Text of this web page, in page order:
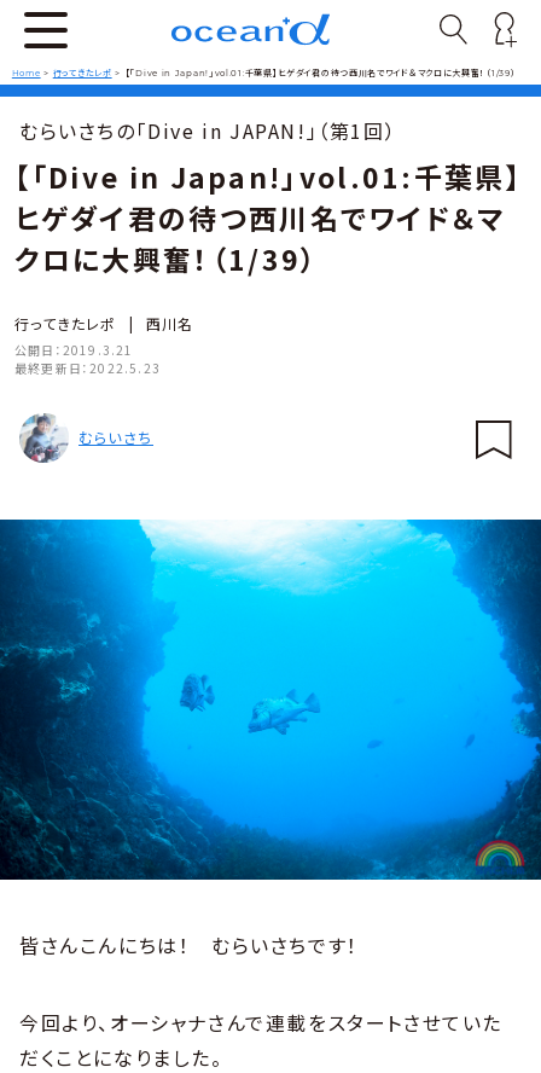
Home > 行ってきたレポ > 【「Dive in Japan!」vol.01:千葉県】ヒゲダイ君の待つ西川名でワイド＆マクロに大興奮！（1/39）
むらいさちの「Dive in JAPAN!」（第1回）
【「Dive in Japan!」vol.01:千葉県】
ヒゲダイ君の待つ西川名でワイド＆マ
クロに大興奮！（1/39）
行ってきたレポ | 西川名
公開日： 2019.3.21
最終更新日： 2022.5.23
むらいさち
皆さんこんにちは！ むらいさちです！
今回より、オーシャナさんで連載をスタートさせていた
だくことになりました。